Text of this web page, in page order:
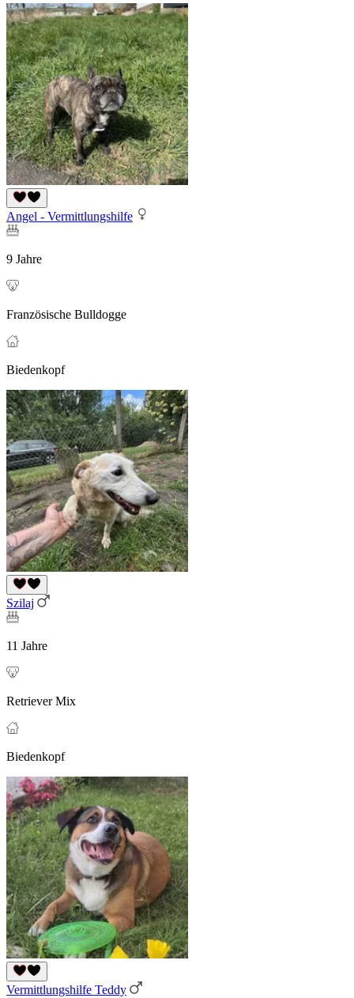
Angel - Vermittlungshilfe
9 Jahre
Französische Bulldogge
Biedenkopf
Szilaj
11 Jahre
Retriever Mix
Biedenkopf
Vermittlungshilfe Teddy